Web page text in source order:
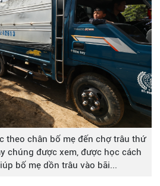
theo chân bố mẹ đến chợ trâu thứ
chúng được xem, được học cách
bố mẹ dồn trâu vào bãi...